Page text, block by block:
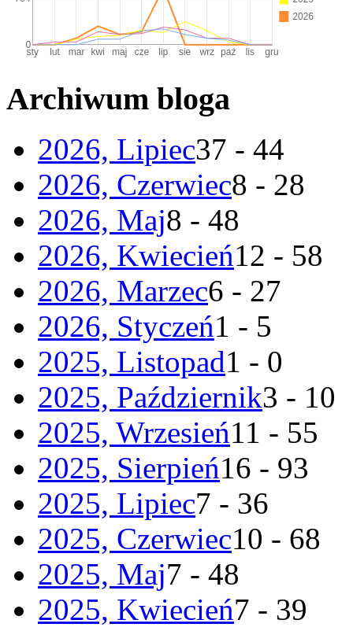
Archiwum bloga
2026, Lipiec37 - 44
2026, Czerwiec8 - 28
2026, Maj8 - 48
2026, Kwiecień12 - 58
2026, Marzec6 - 27
2026, Styczeń1 - 5
2025, Listopad1 - 0
2025, Październik3 - 10
2025, Wrzesień11 - 55
2025, Sierpień16 - 93
2025, Lipiec7 - 36
2025, Czerwiec10 - 68
2025, Maj7 - 48
2025, Kwiecień7 - 39